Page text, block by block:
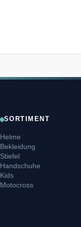
SORTIMENT
Helme
Bekleidung
Stiefel
Handschuhe
Kids
Motocross